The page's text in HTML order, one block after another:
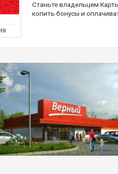
Станьте владельцем
копить бонусы и